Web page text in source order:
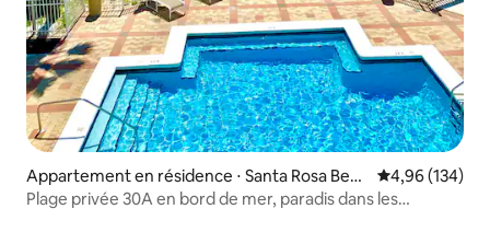
Appartement en résidence ⋅ Santa Rosa Beac
h
Évaluation
4,96 (134)
Plage privée 30A en bord de mer, paradis dans les